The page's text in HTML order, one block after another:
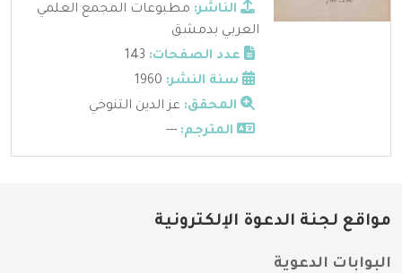
الناشر: مطبوعات المجمع العلمي
العربي بدمشق
عدد الصفحات:
سنة النشر:
المحقق: عز الدين التنوخي
المترجم: ---
مواقع لجنة الدعوة الإلكترونية
البوابات الدعوية